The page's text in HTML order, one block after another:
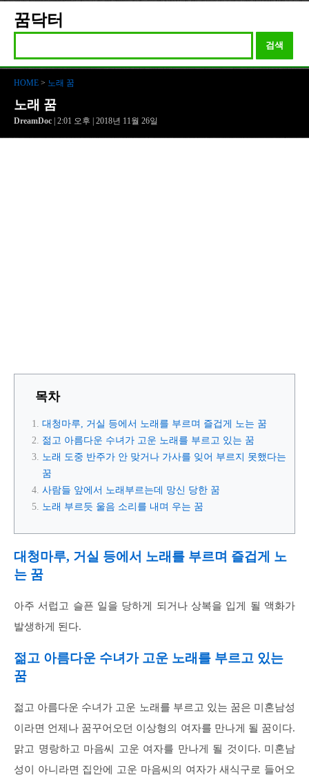
꿈닥터
검색
HOME > 노래 꿈
노래 꿈
DreamDoc | 2:01 오후 | 2018년 11월 26일
목차
대청마루, 거실 등에서 노래를 부르며 즐겁게 노는 꿈
젊고 아름다운 수녀가 고운 노래를 부르고 있는 꿈
노래 도중 반주가 안 맞거나 가사를 잊어 부르지 못했다는
꿈
사람들 앞에서 노래부르는데 망신 당한 꿈
노래 부르듯 울음 소리를 내며 우는 꿈
대청마루, 거실 등에서 노래를 부르며 즐겁게 노
는 꿈
아주 서럽고 슬픈 일을 당하게 되거나 상복을 입게 될 액화가
발생하게 된다.
젊고 아름다운 수녀가 고운 노래를 부르고 있는
꿈
젊고 아름다운 수녀가 고운 노래를 부르고 있는 꿈은 미혼남성
이라면 언제나 꿈꾸어오던 이상형의 여자를 만나게 될 꿈이다.
맑고 명랑하고 마음씨 고운 여자를 만나게 될 것이다. 미혼남
성이 아니라면 집안에 고운 마음씨의 여자가 새식구로 들어오